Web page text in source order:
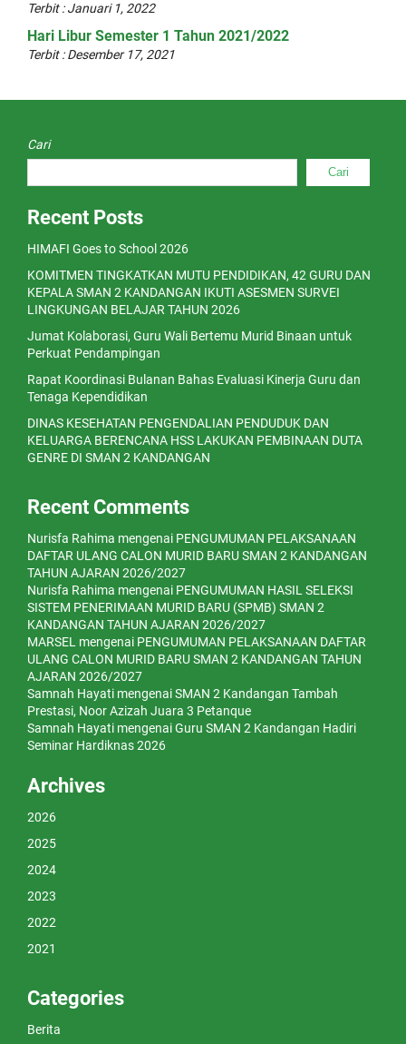
Terbit : Januari 1, 2022
Hari Libur Semester 1 Tahun 2021/2022
Terbit : Desember 17, 2021
Cari
Cari
Recent Posts
HIMAFI Goes to School 2026
KOMITMEN TINGKATKAN MUTU PENDIDIKAN, 42 GURU DAN
KEPALA SMAN 2 KANDANGAN IKUTI ASESMEN SURVEI
LINGKUNGAN BELAJAR TAHUN 2026
Jumat Kolaborasi, Guru Wali Bertemu Murid Binaan untuk
Perkuat Pendampingan
Rapat Koordinasi Bulanan Bahas Evaluasi Kinerja Guru dan
Tenaga Kependidikan
DINAS KESEHATAN PENGENDALIAN PENDUDUK DAN
KELUARGA BERENCANA HSS LAKUKAN PEMBINAAN DUTA
GENRE DI SMAN 2 KANDANGAN
Recent Comments
Nurisfa Rahima mengenai PENGUMUMAN PELAKSANAAN
DAFTAR ULANG CALON MURID BARU SMAN 2 KANDANGAN
TAHUN AJARAN 2026/2027
Nurisfa Rahima mengenai PENGUMUMAN HASIL SELEKSI
SISTEM PENERIMAAN MURID BARU (SPMB) SMAN 2
KANDANGAN TAHUN AJARAN 2026/2027
MARSEL mengenai PENGUMUMAN PELAKSANAAN DAFTAR
ULANG CALON MURID BARU SMAN 2 KANDANGAN TAHUN
AJARAN 2026/2027
Samnah Hayati mengenaiSMAN 2 Kandangan Tambah
Prestasi, Noor Azizah Juara 3 Petanque
Samnah Hayati mengenaiGuru SMAN 2 Kandangan Hadiri
Seminar Hardiknas 2026
Archives
2026
2025
2024
2023
2022
2021
Categories
Berita